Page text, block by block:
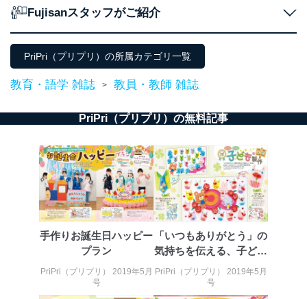
当社が取り扱う開示対象個人情報の利用目的は次のとお
りです。
No
個人情報の種類 利用目的
1 ービス等をご利用
の方の個人情報
購入商品の配送のため
商品代金回収のため
ｅメール等による商品、サービ
個人が特定できない形で取得した
析して、趣味・嗜好に
応じた新商品・サービスに関する
広告のため
2
当社にお問合わせ
いただいた方の個
人情報
お問い合わせ対応、トラブル対
処、オペレーター教育など応対品
質向上のため
3
当社カスタマーQ＆
Aサービス利用者
の確認のため
ｅメール等によるカスタマーQ＆A
サイトのサービス内容のご案内の
ｅメール等による商品、サービ
Fujisanスタッフがご紹介
PriPri（プリプリ）の所属カテゴリ一覧
教育・語学 雑誌 > 教員・教師 雑誌
PriPri（プリプリ）の無料記事
手作りお誕生日ハッピー
プラン
PriPri（プリプリ） 2019年5月
号
「いつもありがとう」の
気持ちを伝える、子ども
たちからの贈り物
PriPri（プリプリ） 2019年5月
号